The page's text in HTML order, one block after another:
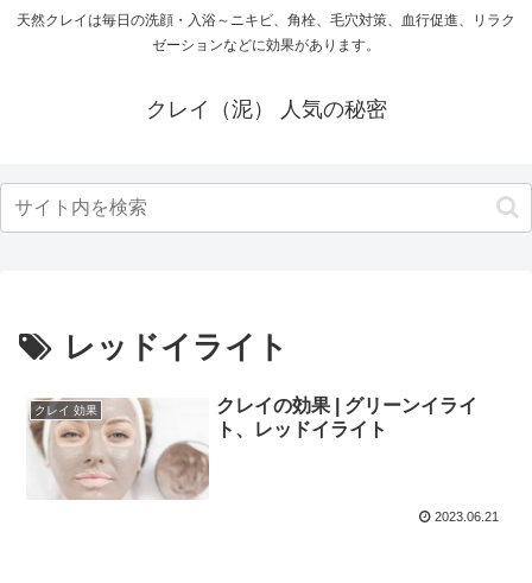
天然クレイは毎日の洗顔・入浴～ニキビ、角栓、毛穴対策、血行促進、リラク
ゼーションなどに効果があります。
クレイ（泥） 人気の秘密
レッドイライト
クレイ 効果
クレイの効果 | グリーンイライ
ト、レッドイライト
2023.06.21